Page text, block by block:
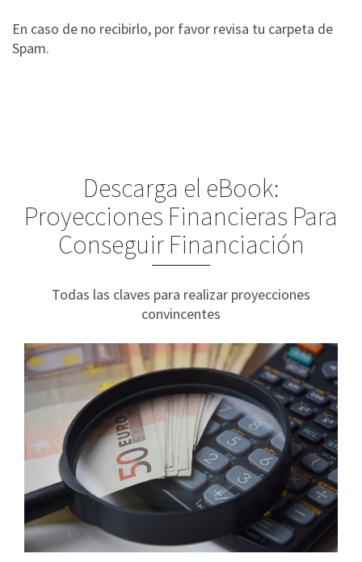
En caso de no recibirlo, por favor revisa tu carpeta de
Spam.
Descarga el eBook:
Proyecciones Financieras Para
Conseguir Financiación
Todas las claves para realizar proyecciones
convincentes